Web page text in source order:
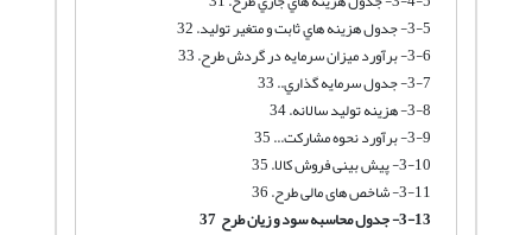
3-5- جدول هزينه هاي ثابت و متغير توليد. 32
3-6- برآورد میزان سرمایه در گردش طرح. 33
3-7- جدول سرمايه گذاري.. 33
3-8- هزینه تولید سالانه. 34
3-9- برآورد نحوه مشارکت... 35
3-10- پیش بینی فروش کالا. 35
3-11- شاخص های مالی طرح. 36
3-13- جدول محاسبه سود و زیان طرح 37